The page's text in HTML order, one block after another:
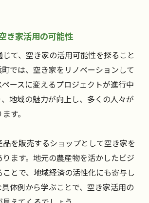
き家活用の可能性
て、空き家の活用可能性を探ること
では、空き家をリノベーションして
ースに変えるプロジェクトが進行中
地域の魅力が向上し、多くの人々が
す。
品を販売するショップとして空き家を
ます。地元の農産物を活かしたビジ
とで、地域経済の活性化にも寄与し
体例から学ぶことで、空き家活用の